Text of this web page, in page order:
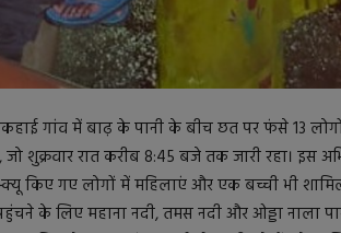
गांव में बाढ़ के पानी के बीच छत पर फंसे 13
शुक्रवार रात करीब 8:45 बजे तक जारी रहा। इस
किए गए लोगों में महिलाएं और एक बच्ची भी
के लिए महाना नदी, तमस नदी और ओड्डा नाला